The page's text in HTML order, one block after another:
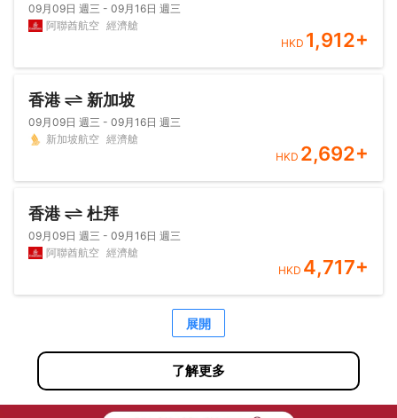
09月09日 週三 - 09月16日 週三
阿聯酋航空 經濟艙
HKD 1,912+
香港 新加坡
09月09日 週三 - 09月16日 週三
新加坡航空 經濟艙
HKD 2,692+
香港 杜拜
09月09日 週三 - 09月16日 週三
阿聯酋航空 經濟艙
HKD 4,717+
展開
了解更多